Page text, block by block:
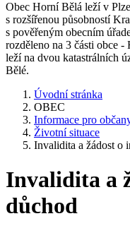
Obec Horní Bělá leží v
s rozšířenou působností
s pověřeným obecním
rozděleno na 3 části obce
leží na dvou katastrálních
Bělé.
Úvodní stránka
OBEC
Informace pro
Životní situace
Invalidita a žádost o
Invalidita a
důchod